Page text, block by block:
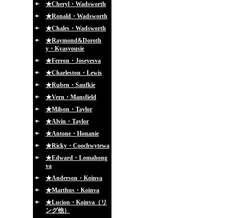
★Cheryl・Wadsworth
★Ronald・Wadsworth
★Chales・Wadsworth
★Raymond&Doroth
y・Kyasyousie
★Ferron・Joseyesva
★Charleston・Lewis
★Ruben・Saufkie
★Vern・Mansfield
★Milson・Taylor
★Alvin・Taylor
★Antone・Honanie
★Ricky・Coochwytewa
★Edward・Lomahong
va
★Anderson・Koinva
★Marthus・Koinva
★Lucion・Koinva（リ
ング他）